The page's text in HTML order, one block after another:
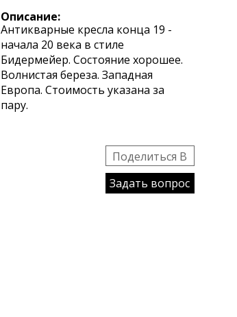
Описание:
Антикварные кресла конца 19 -
начала 20 века в стиле
Бидермейер. Состояние хорошее.
Волнистая береза. Западная
Европа. Стоимость указана за
пару.
Поделиться B
Задать вопрос